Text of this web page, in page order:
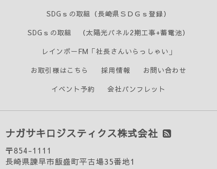
SDGｓの取組（長崎県ＳＤＧｓ登録）
SDGｓの取組 （太陽光パネル2期工事+蓄電池）
レインボーFM「社長さんいらっしゃい」
お取引様はこちら
採用情報
お問い合わせ
イベント予約
会社パンフレット
ナガサキロジスティクス株式会社
〒854-1111
長崎県諫早市飯盛町平古場35番地1